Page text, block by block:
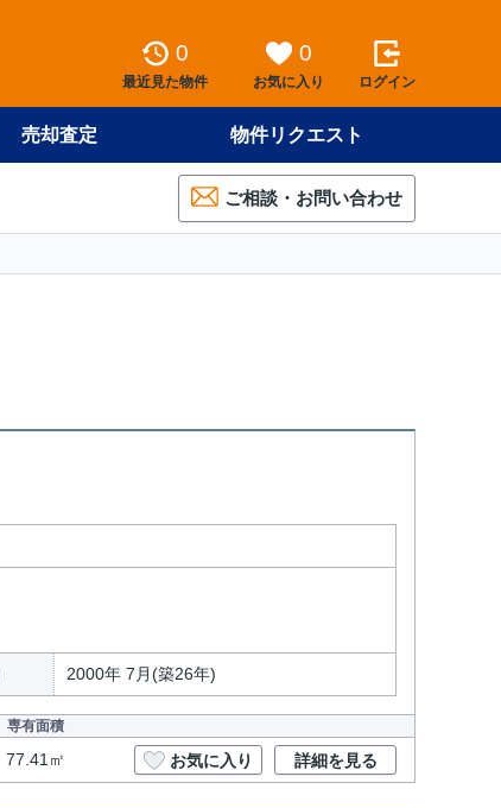
0
最近見た物件
0
お気に入り ログイン
売却査定 物件リクエスト
ご相談・お問い合わせ
2000年 7月(築26年)
専有面積
77.41㎡ お気に入り 詳細を見る